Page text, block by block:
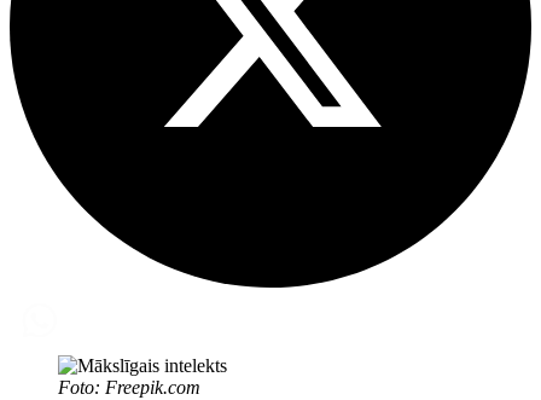
Foto: Freepik.com